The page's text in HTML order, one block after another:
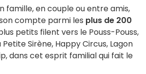
famille, en couple ou entre amis,
compte parmi les plus de 200
petits filent vers le Pouss-Pouss,
Petite Sirène, Happy Circus, Lagon
dans cet esprit familial qui fait le